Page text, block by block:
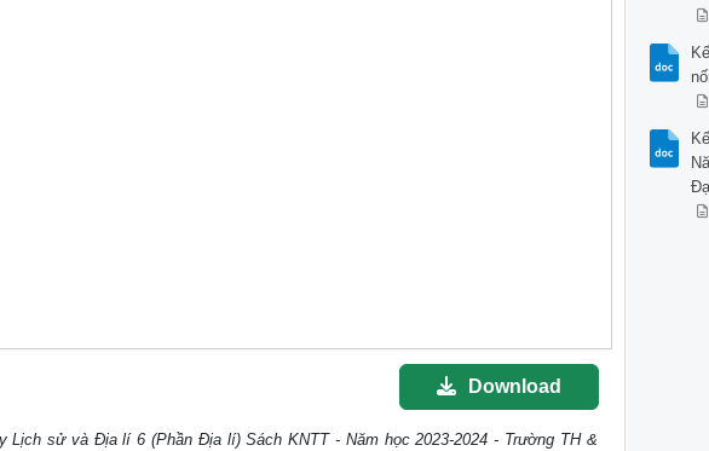
Download
Lịch sử và Địa lí 6 (Phần Địa lí) Sách KNTT - Năm học 2023-2024 - Trường TH &